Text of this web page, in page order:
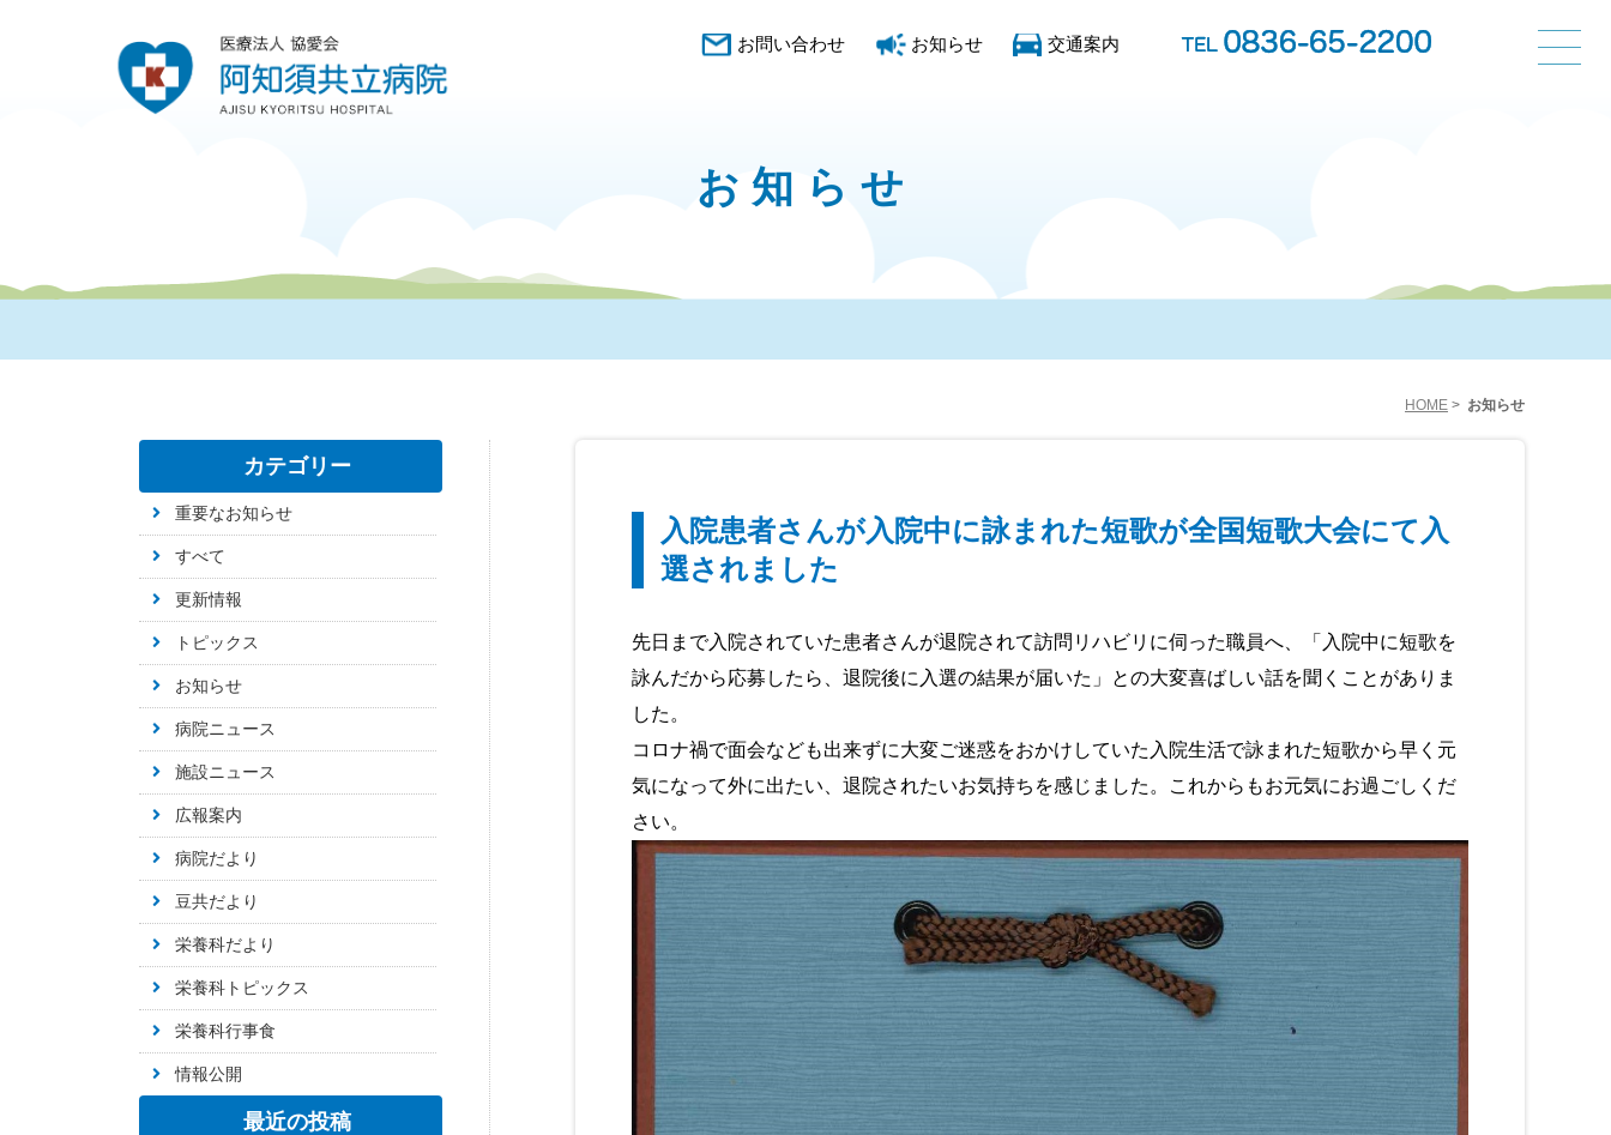
交通案内
お知らせ
お問い合わせ
お知らせ
HOME > お知らせ
入院患者さんが入院中に詠まれた短歌が全国短歌大会にて入
選されました
先日まで入院されていた患者さんが退院されて訪問リハビリに伺った職員へ、「入院中に短歌を
詠んだから応募したら、退院後に入選の結果が届いた」との大変喜ばしい話を聞くことがありま
した。
コロナ禍で面会なども出来ずに大変ご迷惑をおかけしていた入院生活で詠まれた短歌から早く元
気になって外に出たい、退院されたいお気持ちを感じました。これからもお元気にお過ごしくだ
さい。
カテゴリー
重要なお知らせ
すべて
更新情報
トピックス
お知らせ
病院ニュース
施設ニュース
広報案内
病院だより
豆共だより
栄養科だより
栄養科トピックス
栄養科行事食
情報公開
最近の投稿